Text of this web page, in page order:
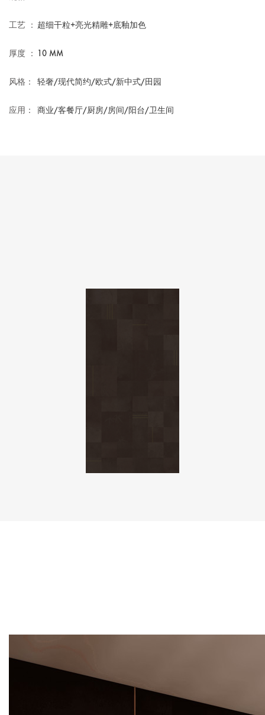
工艺 ： 超细干粒+亮光精雕+底釉加色
厚度 ： 10 MM
风格： 轻奢/现代简约/欧式/新中式/田园
应用： 商业/客餐厅/厨房/房间/阳台/卫生间